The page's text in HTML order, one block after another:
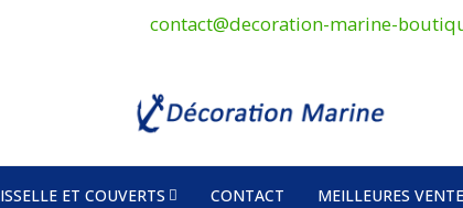
contact@decoration-marine-
ET COUVERTS CONTACT MEILLEURES